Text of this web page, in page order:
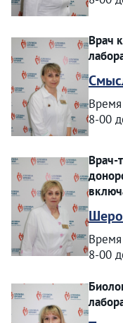
Врач
8-00
Врач-
8-00